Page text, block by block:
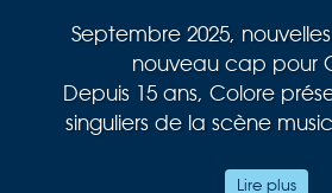
Septembre 2025,
nouveau cap pour
Depuis 15 ans, Colore
singuliers de la scène
Au cœur de notre passion
Lire plus